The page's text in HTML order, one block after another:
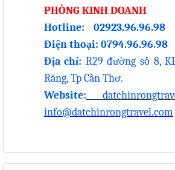
PHÒNG KINH DOANH
Hotline: 02923.96.96.98
Điện thoại: 0794.96.96.98
Địa chỉ: R29 đường số 8,
Răng, Tp Cần Thơ.
Website:
info@datchinrongtravel.com